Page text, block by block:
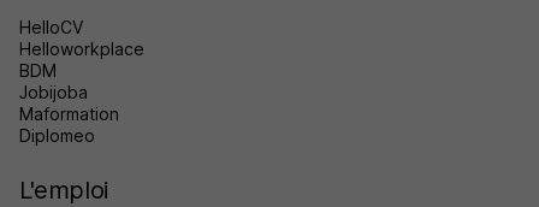
HelloCV
Helloworkplace
BDM
Jobijoba
Maformation
Diplomeo
L'emploi